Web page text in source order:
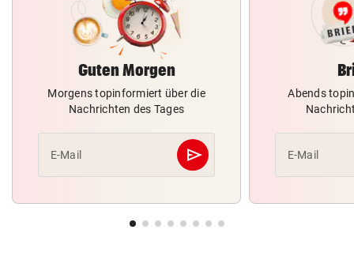
Guten Morgen
Morgens topinformiert über die
Nachrichten des Tages
E-Mail send
Abschicken
Abends
E-Mail